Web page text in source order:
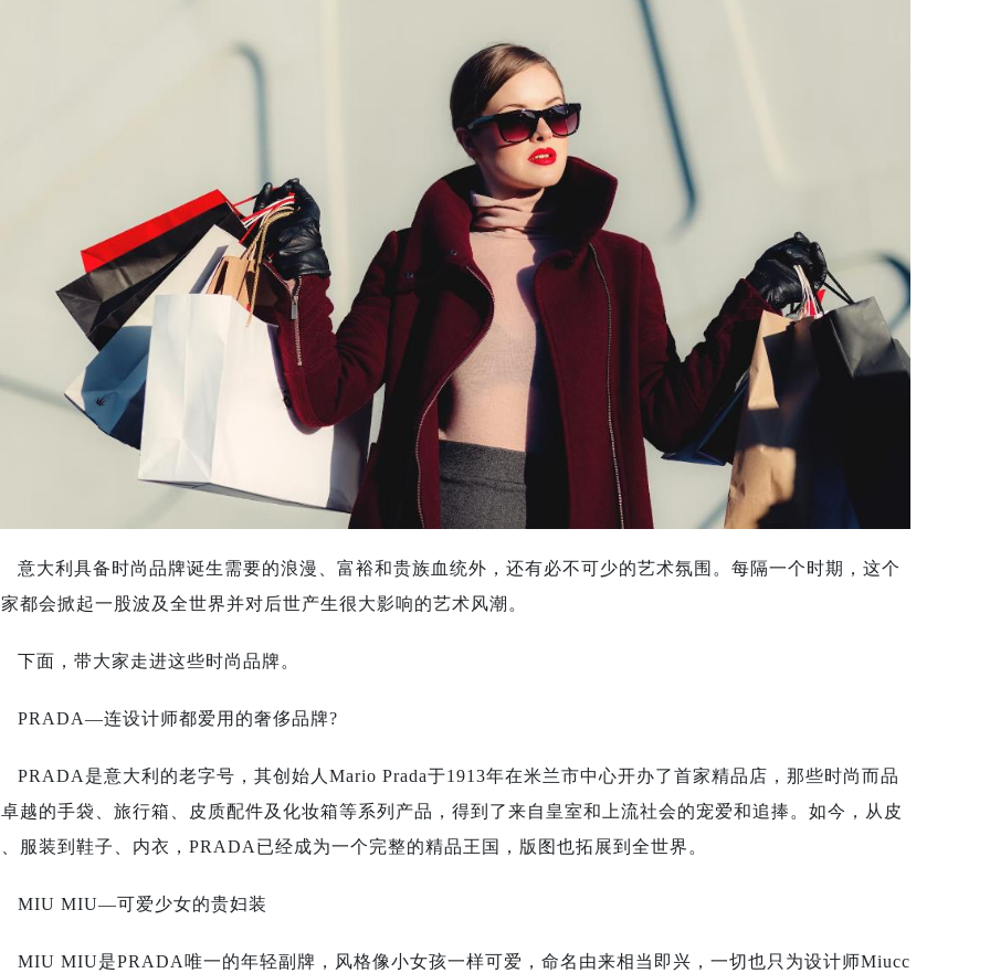
意大利具备时尚品牌诞生需要的浪漫、富裕和贵族血统外，还有必不可少的艺术氛围。每隔一个时期，这个
都会掀起一股波及全世界并对后世产生很大影响的艺术风潮。
下面，带大家走进这些时尚品牌。
PRADA—连设计师都爱用的奢侈品牌?
PRADA是意大利的老字号，其创始人Mario Prada于1913年在米兰市中心开办了首家精品店，那些时尚而品
越的手袋、旅行箱、皮质配件及化妆箱等系列产品，得到了来自皇室和上流社会的宠爱和追捧。如今，从皮
服装到鞋子、内衣，PRADA已经成为一个完整的精品王国，版图也拓展到全世界。
MIU MIU—可爱少女的贵妇装
MIU MIU是PRADA唯一的年轻副牌，风格像小女孩一样可爱，命名由来相当即兴，一切也只为设计师Miucc